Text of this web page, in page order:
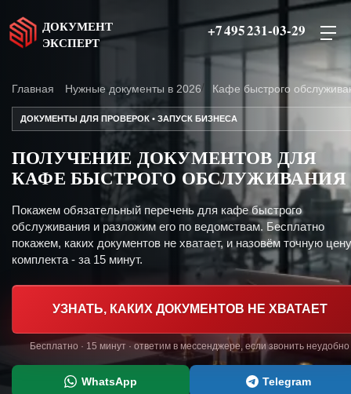
ДОКУМЕНТ
ЭКСПЕРТ
+7 495 231-03-29
Главная Нужные документы в 2026 Кафе быстрого
ДОКУМЕНТЫ ДЛЯ ПРОВЕРОК • ЗАПУСК БИЗНЕСА
ПОЛУЧЕНИЕ ДОКУМЕНТОВ ДЛЯ
КАФЕ БЫСТРОГО ОБСЛУЖИВАНИЯ
Покажем обязательный перечень для кафе быстрого
обслуживания и разложим его по ведомствам. Бесплатно
покажем, каких документов не хватает, и назовём точную цену
комплекта - за 15 минут.
УЗНАТЬ, КАКИХ ДОКУМЕНТОВ НЕ ХВАТАЕТ
Бесплатно · 15 минут · ответим в мессенджере, если звонить неудобно
WhatsApp Telegram